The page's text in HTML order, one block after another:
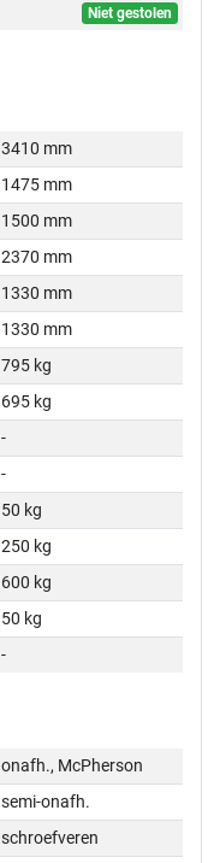
Niet gestolen
3410 mm
1475 mm
1500 mm
2370 mm
1330 mm
1330 mm
795 kg
695 kg
-
-
50 kg
250 kg
600 kg
50 kg
-
onafh., McPherson
semi-onafh.
schroefveren